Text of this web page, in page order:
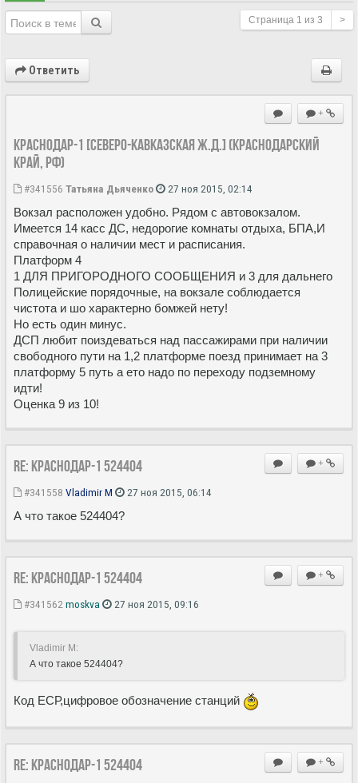
Страница 1 из 3 >
Ответить
+
Краснодар-1 [Северо-Кавказская ж.д.] (Краснодарский
край, РФ)
#341556 Татьяна Дьяченко 27 ноя 2015, 02:14
Вокзал расположен удобно. Рядом с автовокзалом.
Имеется 14 касс ДС, недорогие комнаты отдыха, БПА,И
справочная о наличии мест и расписания.
Платформ 4
1 ДЛЯ ПРИГОРОДНОГО СООБЩЕНИЯ и 3 для дальнего
Полицейские порядочные, на вокзале соблюдается
чистота и шо характерно бомжей нету!
Но есть один минус.
ДСП любит поиздеваться над пассажирами при наличии
свободного пути на 1,2 платформе поезд принимает на 3
платформу 5 путь а ето надо по переходу подземному
идти!
Оценка 9 из 10!
+
Re: Краснодар-1 524404
#341558 Vladimir M 27 ноя 2015, 06:14
А что такое 524404?
+
Re: Краснодар-1 524404
#341562 moskva 27 ноя 2015, 09:16
Vladimir M:
А что такое 524404?
Код ЕСР,цифровое обозначение станций
+
Re: Краснодар-1 524404